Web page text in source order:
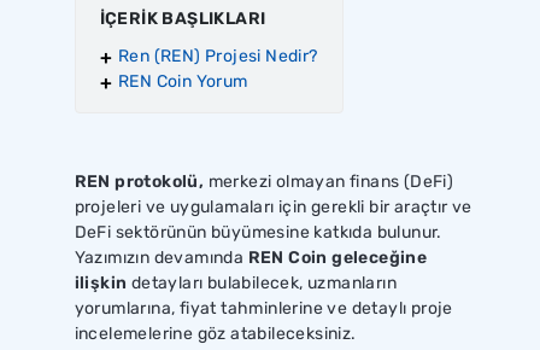
İÇERİK BAŞLIKLARI
Ren (REN) Projesi Nedir?
REN Coin Yorum
REN protokolü, merkezi olmayan finans (DeFi)
projeleri ve uygulamaları için gerekli bir araçtır ve
DeFi sektörünün büyümesine katkıda bulunur.
Yazımızın devamında REN Coin geleceğine
ilişkin detayları bulabilecek, uzmanların
yorumlarına, fiyat tahminlerine ve detaylı proje
incelemelerine göz atabileceksiniz.